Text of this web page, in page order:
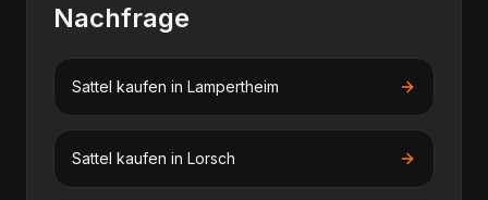
Nachfrage
Sattel kaufen in Lampertheim
Sattel kaufen in Lorsch